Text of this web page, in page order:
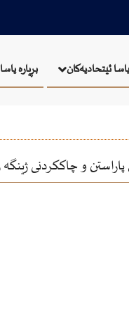
یاسا ئيتحاديەكان بڕیارە یاسا